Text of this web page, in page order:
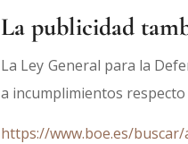
La publicidad
La Ley General para la
a incumplimientos respecto
https://www.boe.es/buscar/